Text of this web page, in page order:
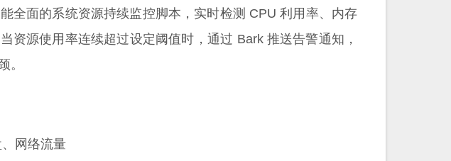
全面的系统资源持续监控脚本，实时检测 CPU 利用率、内存
资源使用率连续超过设定阈值时，通过 Bark 推送告警通知，
。
、网络流量